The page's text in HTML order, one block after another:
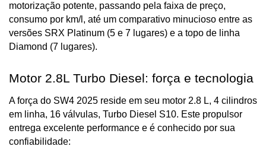
motorização potente, passando pela faixa de preço,
consumo por km/l, até um comparativo minucioso entre as
versões SRX Platinum (5 e 7 lugares) e a topo de linha
Diamond (7 lugares).
Motor 2.8L Turbo Diesel: força e tecnologia
A força do SW4 2025 reside em seu motor 2.8 L, 4 cilindros
em linha, 16 válvulas, Turbo Diesel S10. Este propulsor
entrega excelente performance e é conhecido por sua
confiabilidade: